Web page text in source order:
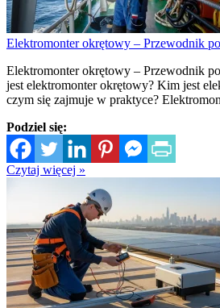
Elektromonter okrętowy – Przewodnik
Elektromonter okrętowy – Przewodnik
jest elektromonter okrętowy? Kim jest
czym się zajmuje w praktyce?
Podziel się:
Czytaj więcej »